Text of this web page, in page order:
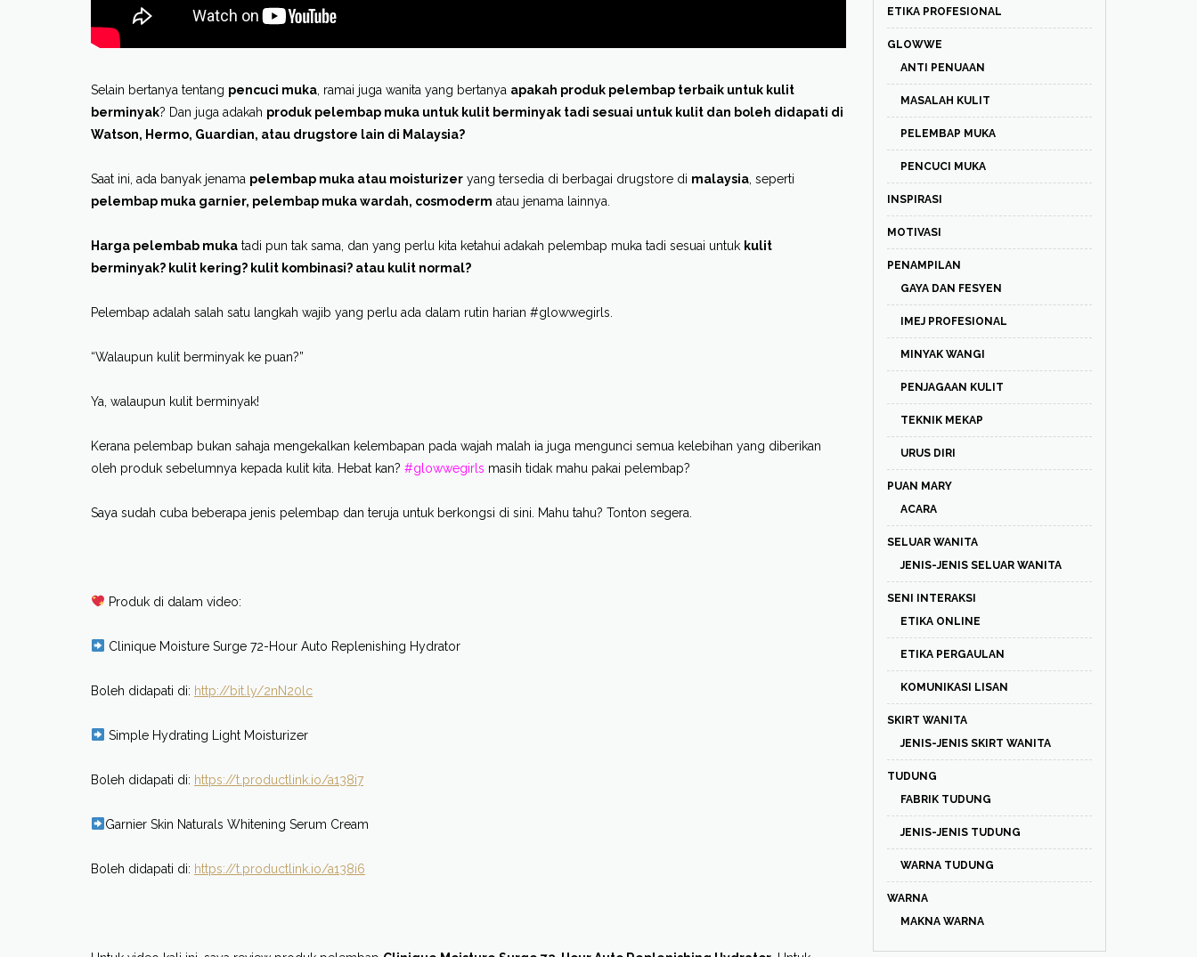
Selain bertanya tentang pencuci muka , ramai juga wanita yang bertanya apakah produk pelembap terbaik untuk kulit
berminyak? Dan juga adakah produk pelembap muka untuk kulit berminyak tadi sesuai untuk kulit dan boleh didapati di
Watson, Hermo, Guardian, atau drugstore lain di Malaysia?
Saat ini, ada banyak jenama pelembap muka atau moisturizer yang tersedia di berbagai drugstore di malaysia , seperti
pelembap muka garnier, pelembap muka wardah, cosmoderm atau jenama lainnya.
Harga pelembab muka tadi pun tak sama, dan yang perlu kita ketahui adakah pelembap muka tadi sesuai untuk kulit
berminyak? kulit kering? kulit kombinasi? atau kulit normal?
Pelembap adalah salah satu langkah wajib yang perlu ada dalam rutin harian #glowwegirls.
“Walaupun kulit berminyak ke puan?”
Ya, walaupun kulit berminyak!
Kerana pelembap bukan sahaja mengekalkan kelembapan pada wajah malah ia juga mengunci semua kelebihan yang diberikan
oleh produk sebelumnya kepada kulit kita. Hebat kan? #glowwegirls masih tidak mahu pakai pelembap?
Saya sudah cuba beberapa jenis pelembap dan teruja untuk berkongsi di sini. Mahu tahu? Tonton segera.
Produk di dalam video:
Clinique Moisture Surge 72-Hour Auto Replenishing Hydrator
Boleh didapati di: http://bit.ly/2nN20lc
Simple Hydrating Light Moisturizer
Boleh didapati di: https://t.productlink.io/a138i7
Garnier Skin Naturals Whitening Serum Cream
Boleh didapati di: https://t.productlink.io/a138i6
ETIKA PROFESIONAL
GLOWWE
ANTI PENUAAN
MASALAH KULIT
PELEMBAP MUKA
PENCUCI MUKA
INSPIRASI
MOTIVASI
PENAMPILAN
GAYA DAN FESYEN
IMEJ PROFESIONAL
MINYAK WANGI
PENJAGAAN KULIT
TEKNIK MEKAP
URUS DIRI
PUAN MARY
ACARA
SELUAR WANITA
JENIS-JENIS SELUAR WANITA
SENI INTERAKSI
ETIKA ONLINE
ETIKA PERGAULAN
KOMUNIKASI LISAN
SKIRT WANITA
JENIS-JENIS SKIRT WANITA
TUDUNG
FABRIK TUDUNG
JENIS-JENIS TUDUNG
WARNA TUDUNG
WARNA
MAKNA WARNA